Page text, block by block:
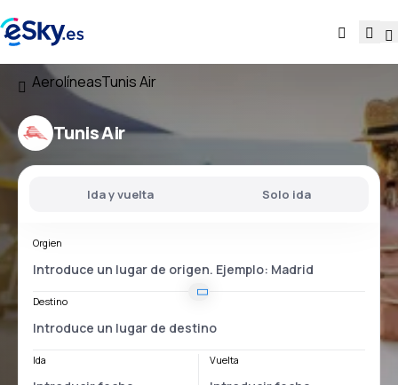
AerolíneasTunis Air
Tunis Air
Ida y vuelta Solo ida
Orgien
Destino
Ida Vuelta